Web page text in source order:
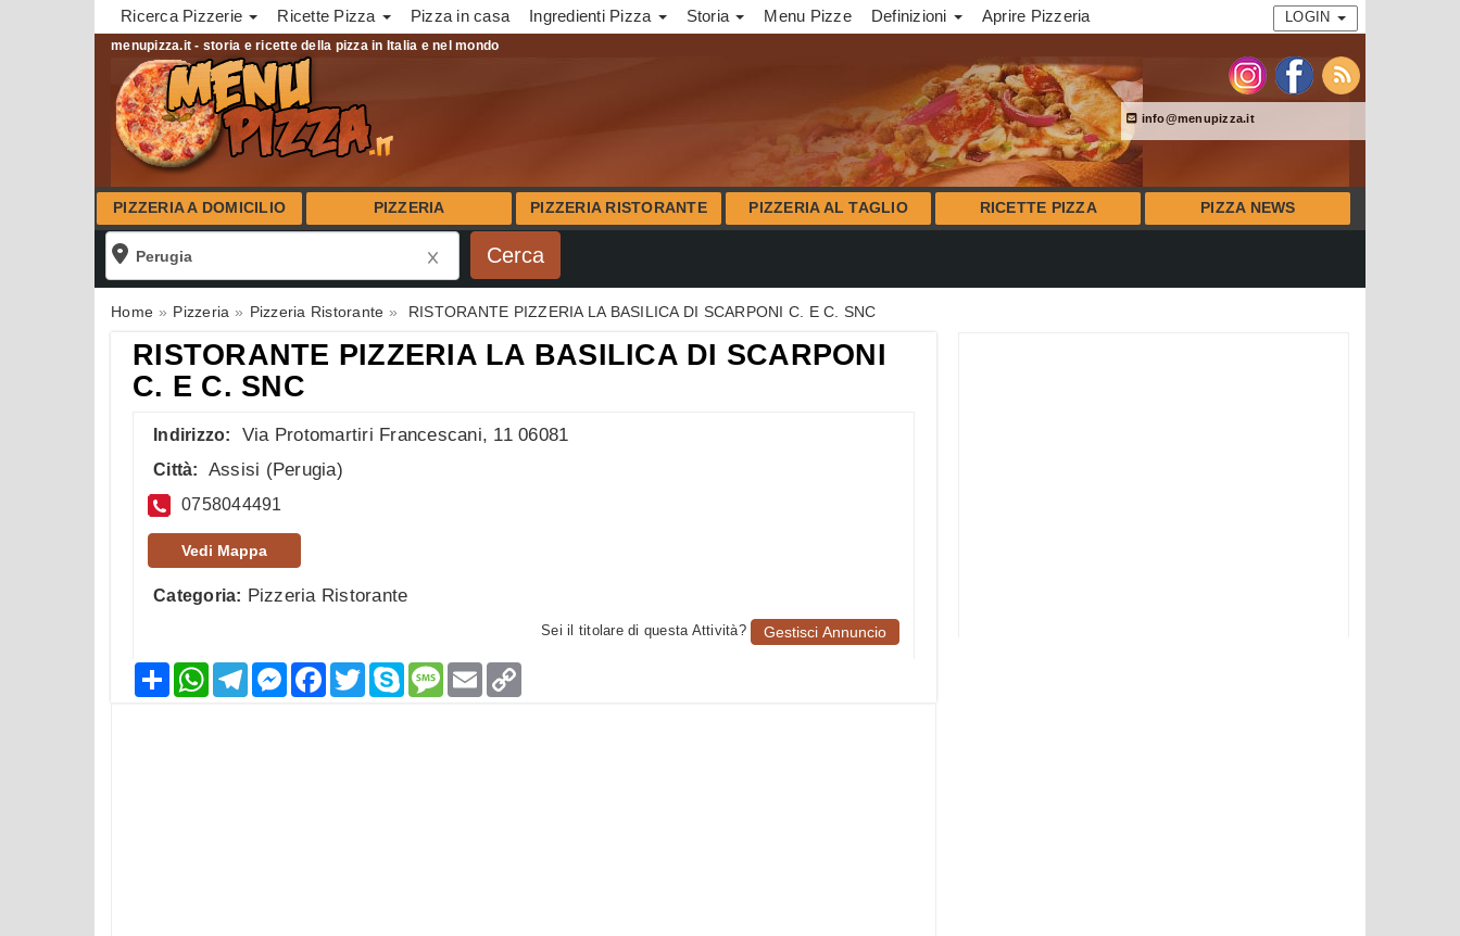
Ricerca Pizzerie Ricette Pizza Pizza in casa Ingredienti Pizza Storia Menu Pizze Definizioni Aprire Pizzeria LOGIN
menupizza.it - storia e ricette della pizza in Italia e nel mondo
info@menupizza.it
PIZZERIA A DOMICILIO PIZZERIA PIZZERIA RISTORANTE PIZZERIA AL TAGLIO RICETTE PIZZA PIZZA NEWS
Home Pizzeria Pizzeria Ristorante RISTORANTE PIZZERIA LA BASILICA DI SCARPONI C. E C. SNC
RISTORANTE PIZZERIA LA BASILICA DI SCARPONI
C. E C. SNC
Indirizzo: Via Protomartiri Francescani, 11 06081
Città: Assisi (Perugia)
0758044491
Vedi Mappa
Categoria: Pizzeria Ristorante
Sei il titolare di questa Attività? Gestisci Annuncio
CondividiWhatsAppTelegramMessenger
Facebook
TwitterSkypeMessage
Email